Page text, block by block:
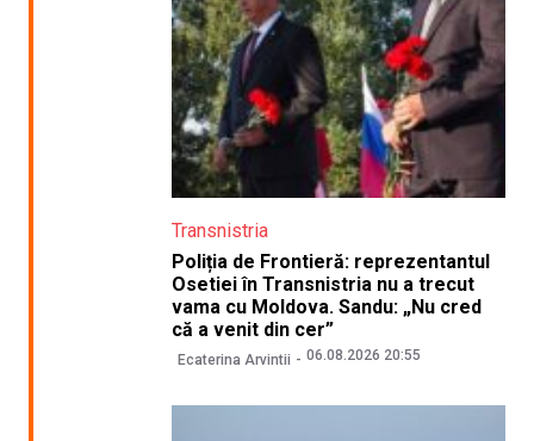
Transnistria
Poliția de Frontieră: reprezentantul
Osetiei în Transnistria nu a trecut
vama cu Moldova. Sandu: „Nu cred
că a venit din cer”
Ecaterina Arvintii 06.08.2026 20:55